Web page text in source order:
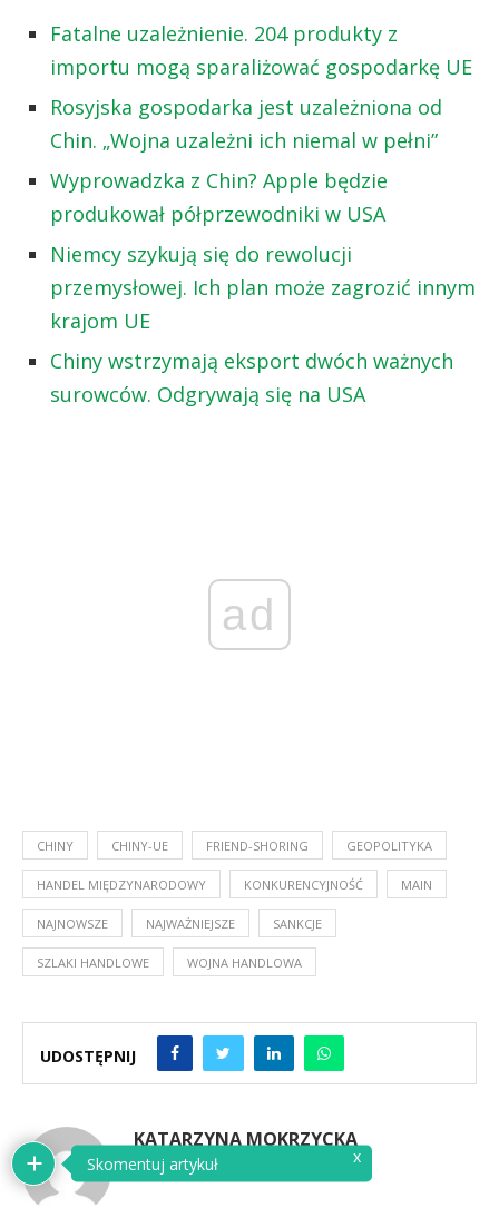
Fatalne uzależnienie. 204 produkty z
importu mogą sparaliżować gospodarkę UE
Rosyjska gospodarka jest uzależniona od
Chin. „Wojna uzależni ich niemal w pełni”
Wyprowadzka z Chin? Apple będzie
produkował półprzewodniki w USA
Niemcy szykują się do rewolucji
przemysłowej. Ich plan może zagrozić innym
krajom UE
Chiny wstrzymają eksport dwóch ważnych
surowców. Odgrywają się na USA
ad
CHINY CHINY-UE FRIEND-SHORING GEOPOLITYKA
HANDEL MIĘDZYNARODOWY KONKURENCYJNOŚĆ MAIN
NAJNOWSZE NAJWAŻNIEJSZE SANKCJE
SZLAKI HANDLOWE WOJNA HANDLOWA
UDOSTĘPNIJ
KATARZYNA MOKRZYCKA
Skomentuj artykuł x